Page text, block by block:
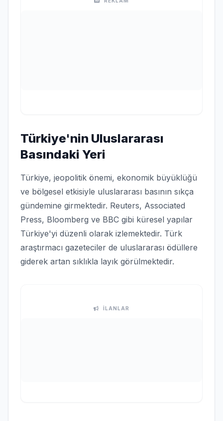
Türkiye'nin Uluslararası
Basındaki Yeri
Türkiye, jeopolitik önemi, ekonomik büyüklüğü
ve bölgesel etkisiyle uluslararası basının sıkça
gündemine girmektedir. Reuters, Associated
Press, Bloomberg ve BBC gibi küresel yapılar
Türkiye'yi düzenli olarak izlemektedir. Türk
araştırmacı gazeteciler de uluslararası ödüllere
giderek artan sıklıkla layık görülmektedir.
İLANLAR